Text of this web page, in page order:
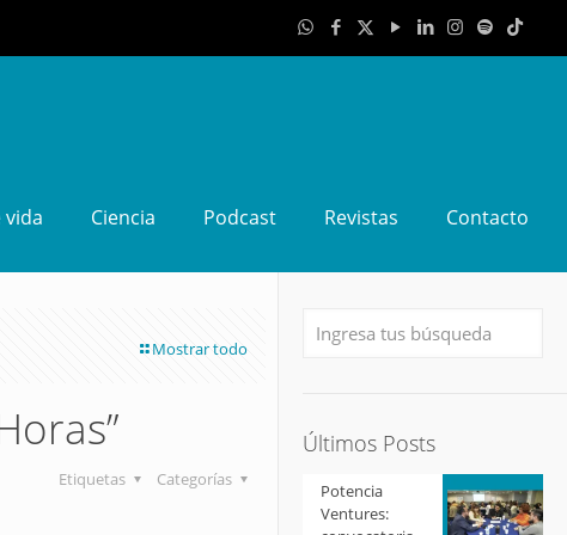
vida Ciencia Podcast Revistas Contacto
Mostrar todo
Categorías
Etiquetas
Últimos Posts
Potencia
Ventures: